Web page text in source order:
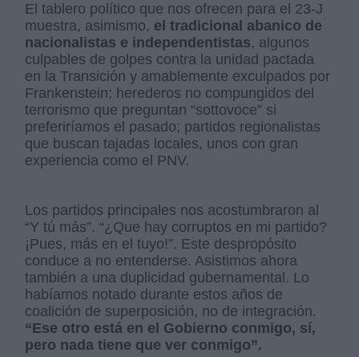
El tablero político que nos ofrecen para el 23-J
muestra, asimismo, el tradicional abanico de
nacionalistas e independentistas, algunos
culpables de golpes contra la unidad pactada
en la Transición y amablemente exculpados por
Frankenstein; herederos no compungidos del
terrorismo que preguntan “sottovoce” si
preferiríamos el pasado; partidos regionalistas
que buscan tajadas locales, unos con gran
experiencia como el PNV.
Los partidos principales nos acostumbraron al
“Y tú más”. “¿Que hay corruptos en mi partido?
¡Pues, más en el tuyo!”. Este despropósito
conduce a no entenderse. Asistimos ahora
también a una duplicidad gubernamental. Lo
habíamos notado durante estos años de
coalición de superposición, no de integración.
“Ese otro está en el Gobierno conmigo, sí,
pero nada tiene que ver conmigo”.